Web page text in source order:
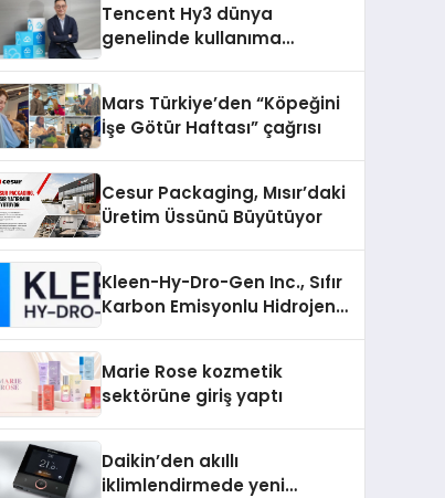
Tencent Hy3 dünya
genelinde kullanıma
Mars Türkiye’den “Köpeğini
İşe Götür Haftası” çağrısı
Cesur Packaging, Mısır’daki
Üretim Üssünü Büyütüyor
Kleen-Hy-Dro-Gen Inc., Sıfır
Karbon Emisyonlu Hidrojen
Aldı
Marie Rose kozmetik
sektörüne giriş yaptı
Daikin’den akıllı
iklimlendirmede yeni